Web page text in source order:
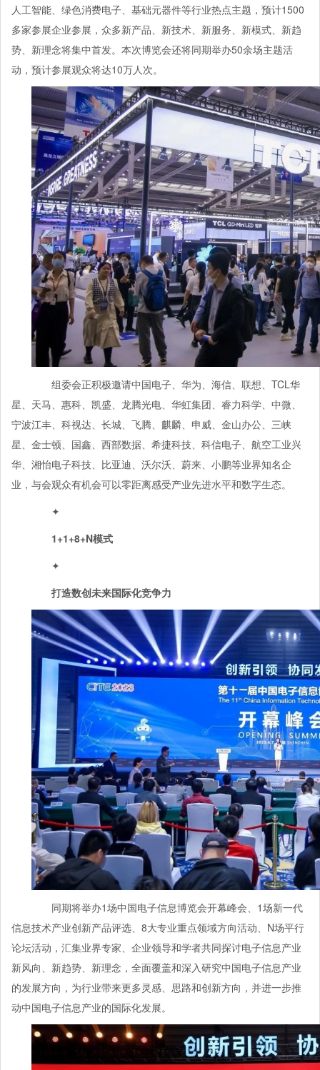
人工智能、绿色消费电子、基础元器件等行业热点主题，预计1500
多家参展企业参展，众多新产品、新技术、新服务、新模式、新趋
势、新理念将集中首发。本次博览会还将同期举办50余场主题活
动，预计参展观众将达10万人次。
组委会正积极邀请中国电子、华为、海信、联想、TCL华
星、天马、惠科、凯盛、龙腾光电、华虹集团、睿力科学、中微、
宁波江丰、科视达、长城、飞腾、麒麟、申威、金山办公、三峡
星、金士顿、国鑫、西部数据、希捷科技、科信电子、航空工业兴
华、湘怡电子科技、比亚迪、沃尔沃、蔚来、小鹏等业界知名企
业，与会观众有机会可以零距离感受产业先进水平和数字生态。
✦
1+1+8+N模式
✦
打造数创未来国际化竞争力
同期将举办1场中国电子信息博览会开幕峰会、1场新一代
信息技术产业创新产品评选、8大专业重点领域方向活动、N场平行
论坛活动，汇集业界专家、企业领导和学者共同探讨电子信息产业
新风向、新趋势、新理念，全面覆盖和深入研究中国电子信息产业
的发展方向，为行业带来更多灵感、思路和创新方向，并进一步推
动中国电子信息产业的国际化发展。